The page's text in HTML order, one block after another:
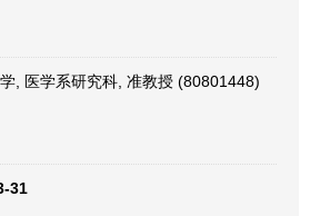
, 医学系研究科, 准教授 (80801448)
31